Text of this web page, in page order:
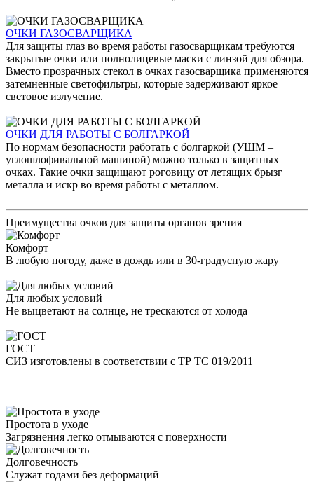
ОЧКИ ГАЗОСВАРЩИКА
Для защиты глаз во время работы газосварщикам требуются
закрытые очки или полнолицевые маски с линзой для обзора.
Вместо прозрачных стекол в очках газосварщика применяются
затемненные светофильтры, которые задерживают яркое
световое излучение.
ОЧКИ ДЛЯ РАБОТЫ С БОЛГАРКОЙ
По нормам безопасности работать с болгаркой (УШМ –
углошлофивальной машиной) можно только в защитных
очках. Такие очки защищают роговицу от летящих брызг
металла и искр во время работы с металлом.
Преимущества очков для защиты органов зрения
Комфорт
В любую погоду, даже в дождь или в 30-градусную жару
Для любых условий
Не выцветают на солнце, не трескаются от холода
ГОСТ
СИЗ изготовлены в соответствии с ТР ТС 019/2011
Простота в уходе
Загрязнения легко отмываются с поверхности
Долговечность
Служат годами без деформаций